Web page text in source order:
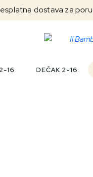
dostava za
16 DEČAK 2-16